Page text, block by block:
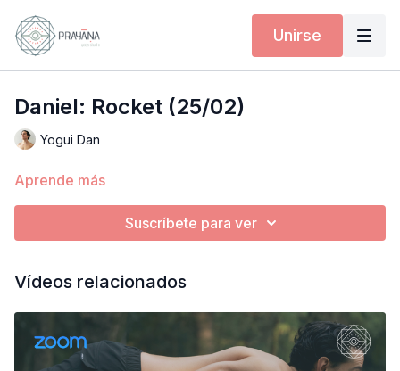
Unirse
Daniel: Rocket (25/02)
Yogui Dan
Aprende más
Suscríbete para ver
Vídeos relacionados